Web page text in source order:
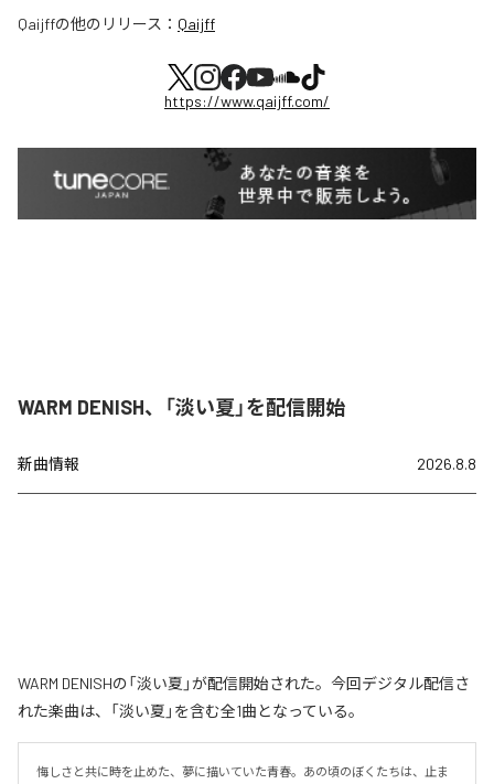
Qaijffの他のリリース： Qaijff
https://www.qaijff.com/
WARM DENISH、「淡い夏」を配信開始
新曲情報 2026.8.8
WARM DENISHの「淡い夏」が配信開始された。今回デジタル配信さ
れた楽曲は、「淡い夏」を含む全1曲となっている。
悔しさと共に時を止めた、夢に描いていた青春。あの頃のぼくたちは、止ま